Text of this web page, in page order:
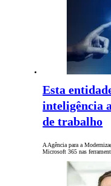
Esta
inteligência
de trabalho
A Agência para a
Microsoft 365 nas